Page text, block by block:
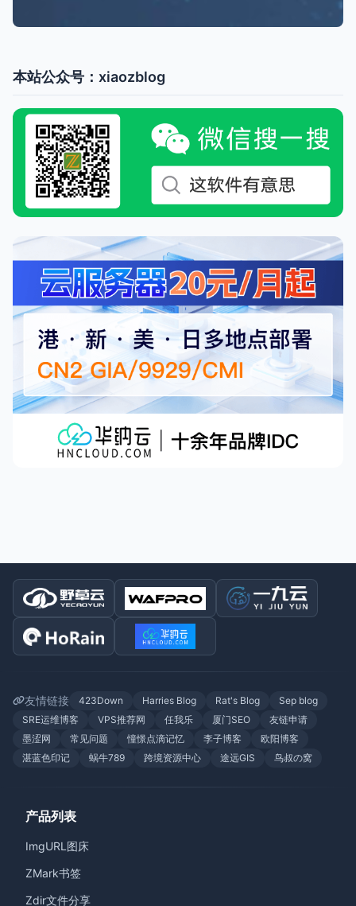
本站公众号：xiaozblog
友情链接 423Down Harries Blog Rat's Blog
Sep blog
SRE运维博客
VPS推荐网 任我乐 厦门SEO
友链申请
墨涩网
常见问题 憧憬点滴记忆 李子博客
欧阳博客
湛蓝色印记
蜗牛789 跨境资源中心 途远GIS 鸟叔の窝
产品列表
ImgURL图床
ZMark书签
Zdir文件分享